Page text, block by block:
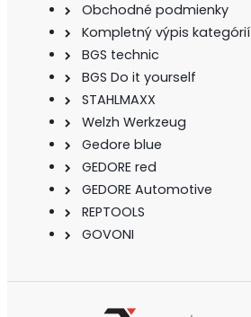
Obchodné podmienky
Kompletný výpis kategórií
BGS technic
BGS Do it yourself
STAHLMAXX
Welzh Werkzeug
Gedore blue
GEDORE red
GEDORE Automotive
REPTOOLS
GOVONI